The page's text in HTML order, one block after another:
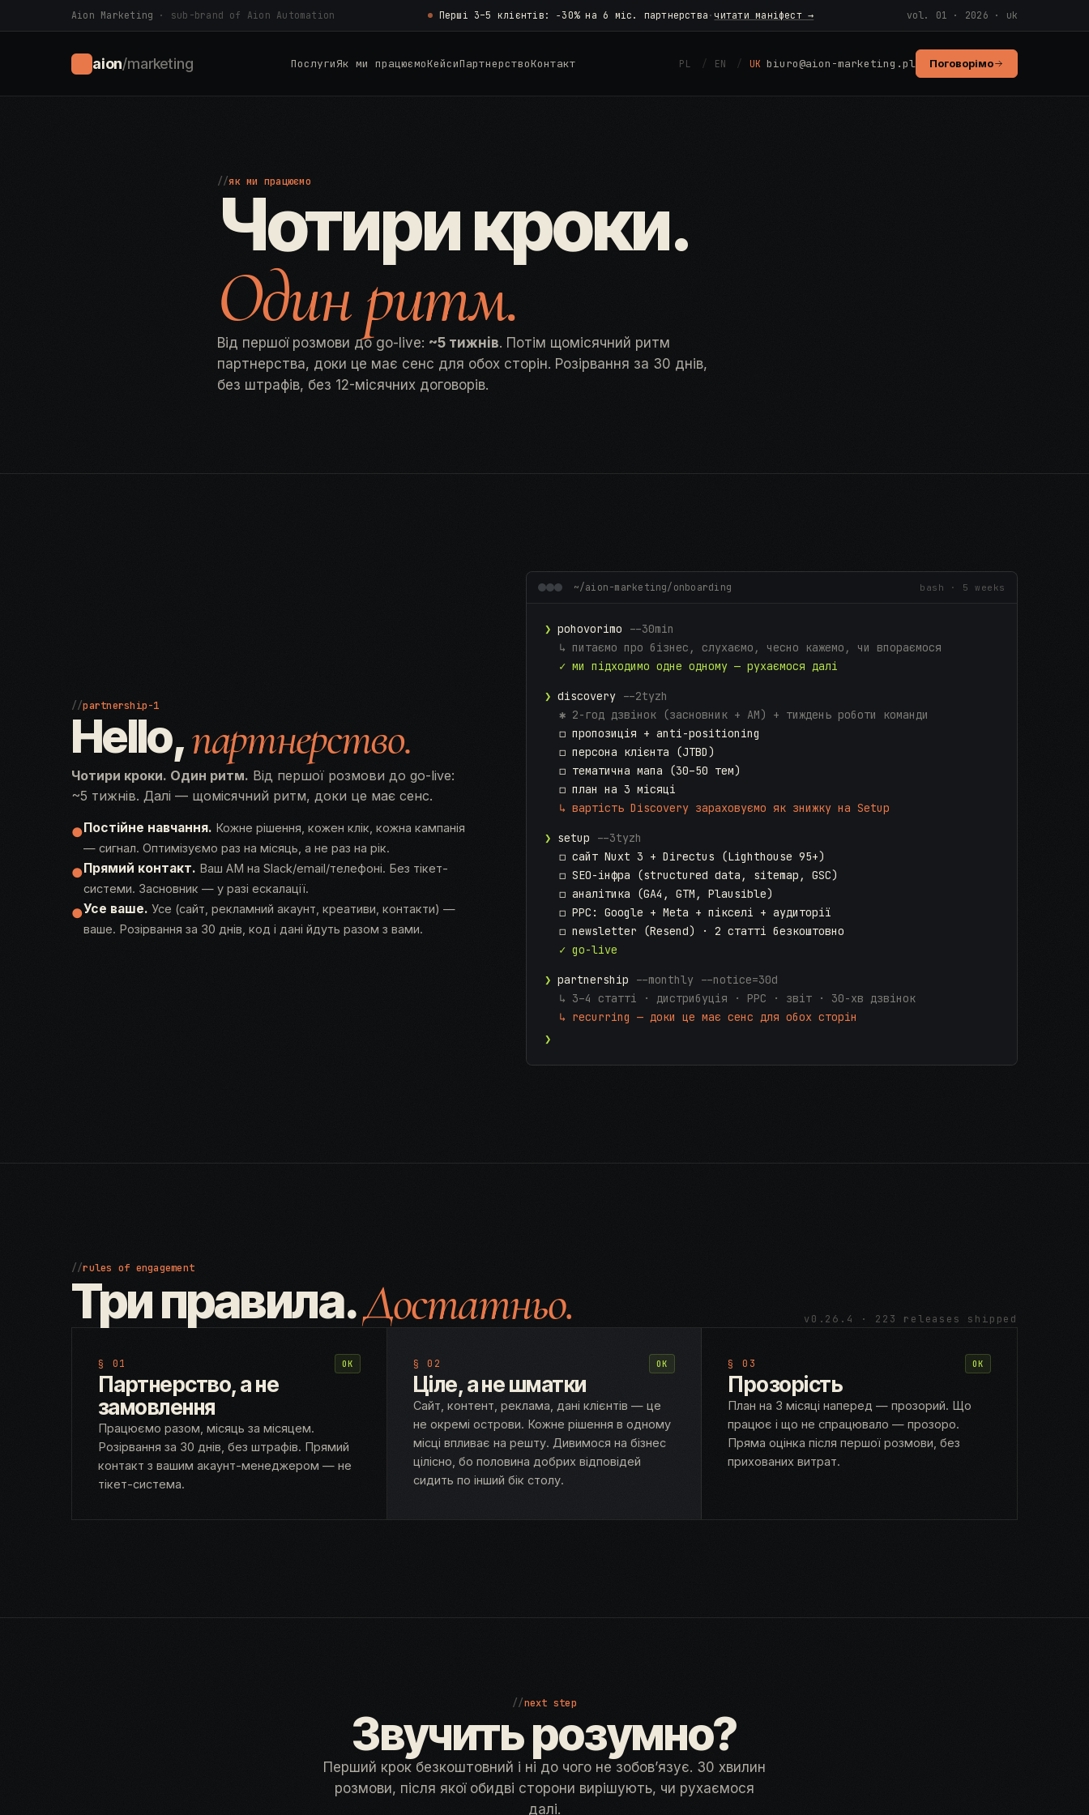
Aion Marketing · sub-brand of Aion Automation Перші 3–5 клієнтів: −30% на 6 міс. партнерства ·читати маніфест → vol. 01 · 2026 · uk
aion/marketing ПослугиЯк ми працюємоКейсиПартнерствоКонтакт PL EN UK biuro@aion-marketing.pl Поговорімо
//як ми працюємо
Чотири кроки.
Один ритм.
Від першої розмови до go-live: ~5 тижнів. Потім щомісячний ритм
партнерства, доки це має сенс для обох сторін. Розірвання за 30 днів,
без штрафів, без 12-місячних договорів.
//partnership-1
Hello,партнерство.
Чотири кроки. Один ритм. Від першої розмови до go-live:
~5 тижнів. Далі — щомісячний ритм, доки це має сенс.
●Постійне навчання. Кожне рішення, кожен клік, кожна кампанія
— сигнал. Оптимізуємо раз на місяць, а не раз на рік.
●Прямий контакт. Ваш AM на Slack/email/телефоні. Без тікет-
системи. Засновник — у разі ескалації.
●Усе ваше. Усе (сайт, рекламний акаунт, креативи, контакти) —
ваше. Розірвання за 30 днів, код і дані йдуть разом з вами.
~/aion-marketing/onboarding bash · 5 weeks
❯ pohovorimo
--30min
↳ питаємо про бізнес, слухаємо, чесно кажемо, чи впораємося
✓ ми підходимо одне одному — рухаємося далі
❯ discovery --2tyzh
✱ 2-год дзвінок (засновник + AM) + тиждень роботи команди
◻ пропозиція + anti-positioning
◻ персона клієнта (JTBD)
◻ тематична мапа (30–50 тем)
◻ план на 3 місяці
↳ вартість Discovery зараховуємо як знижку на Setup
❯ setup
--3tyzh
◻ сайт Nuxt 3 + Directus (Lighthouse 95+)
◻ SEO-інфра (structured data, sitemap, GSC)
◻ аналітика (GA4, GTM, Plausible)
◻ PPC: Google + Meta + пікселі + аудиторії
◻ newsletter (Resend) · 2 статті безкоштовно
✓ go-live
❯ partnership
--monthly --notice=30d
↳ 3–4 статті · дистрибуція · PPC · звіт · 30-хв дзвінок
↳ recurring — доки це має сенс для обох сторін
❯
//rules of engagement
Три правила.Достатньо. v0.26.4 · 223 releases shipped
§ 01 OK
Партнерство, а не
замовлення
Працюємо разом, місяць за місяцем.
Розірвання за 30 днів, без штрафів. Прямий
контакт з вашим акаунт-менеджером — не
тікет-система.
§ 02 OK
Ціле, а не шматки
Сайт, контент, реклама, дані клієнтів — це
не окремі острови. Кожне рішення в одному
місці впливає на решту. Дивимося на бізнес
цілісно, бо половина добрих відповідей
сидить по інший бік столу.
§ 03 OK
Прозорість
План на 3 місяці наперед — прозорий. Що
працює і що не спрацювало — прозоро.
Пряма оцінка після першої розмови, без
прихованих витрат.
//next step
Звучить розумно?
Перший крок безкоштовний і ні до чого не зобов’язує. 30 хвилин
розмови, після якої обидві сторони вирішують, чи рухаємося
далі.